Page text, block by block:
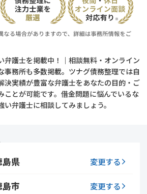
相談内容で探す
借金返済相談・交渉
任意整理
時効援用
会社破産・法人破産
費用相場
コラム
債務整理
個人再生（民事再生）
弁護士を掲載中！｜相談無料・オンライン
事務所も多数掲載。ツナグ債務整理では自
決実績が豊富な弁護士をあなたの目的・ご
ことが可能です。借金問題に悩んでいるな
弁護士に相談してみましょう。
島県 変更する
島市 変更する